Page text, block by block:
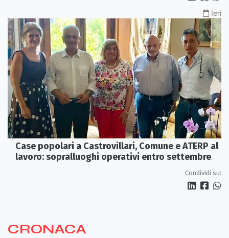
Ieri
Case popolari a Castrovillari, Comune e ATERP al
lavoro: sopralluoghi operativi entro settembre
Condividi su:
CRONACA